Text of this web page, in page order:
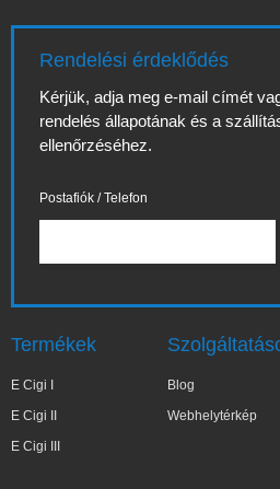
Rendelési érdeklődés
Kérjük, adja meg e-mail címét
rendelés állapotának és a
ellenőrzéséhez.
Postafiók / Telefon
Termékek
E Cigi I
E Cigi II
E Cigi III
Blog
Webhelytérkép